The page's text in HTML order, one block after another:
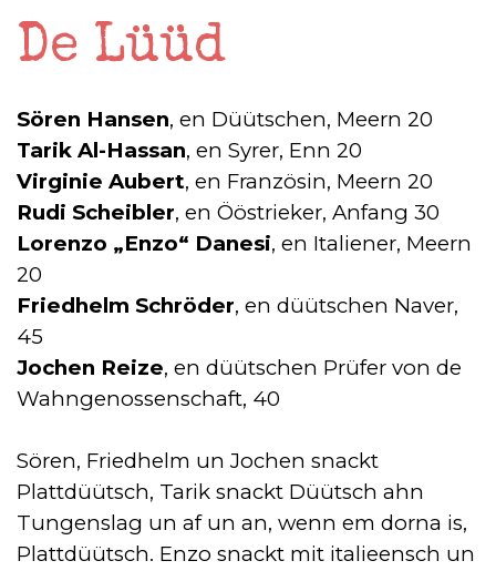
De Lüüd
Sören Hansen, en Düütschen, Meern 20
Tarik Al-Hassan, en Syrer, Enn 20
Virginie Aubert, en Französin, Meern 20
Rudi Scheibler, en Ööstrieker, Anfang 30
Lorenzo „Enzo“ Danesi, en Italiener, Meern
20
Friedhelm Schröder, en düütschen Naver,
45
Jochen Reize, en düütschen Prüfer von de
Wahngenossenschaft, 40
Sören, Friedhelm un Jochen snackt
Plattdüütsch, Tarik snackt Düütsch ahn
Tungenslag un af un an, wenn em dorna is,
Plattdüütsch. Enzo snackt mit italieensch un